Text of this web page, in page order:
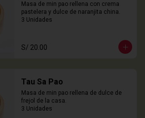
Masa de min pao rellena con crema
pastelera y dulce de naranjita china.
3 Unidades
S/ 20.00
Tau Sa Pao
Masa de min pao rellena de dulce de
frejol de la casa.
3 Unidades